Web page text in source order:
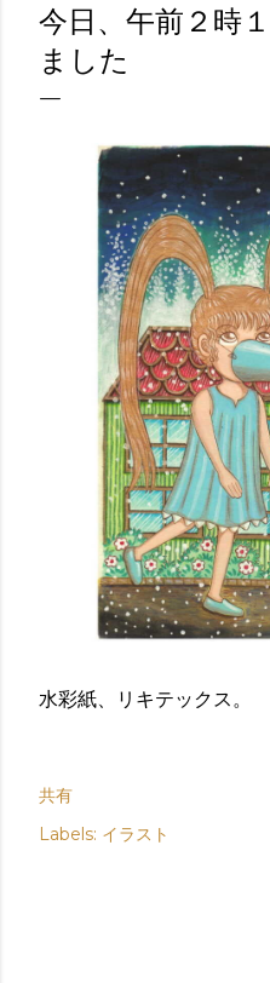
今日、午前２時
ました
水彩紙、リキテックス。
共有
Labels: イラスト